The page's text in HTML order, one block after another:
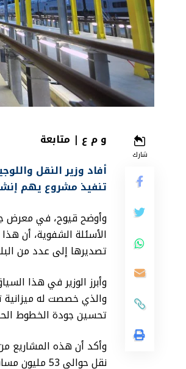
شارك
و م ع | متابعة
أفاد وزير النقل
تنفيذ مشروع يهم
وأوضح قيوح، في معرض
الأسئلة الشفوية، أن
تصديرها إلى عدد من
وأبرز الوزير في هذا
تحسين جودة الخطوط
وأكد أن هذه المشاريع